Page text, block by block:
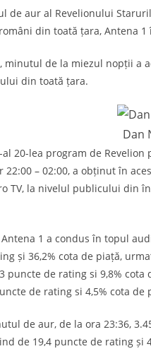
al Revelionului Starurilor
din toată țara, Antena
minutul de la miezul nopții a
din toată țara.
Dan
lea program de Revelion
22:00 – 02:00, a obținut în
TV, la nivelul publicului din
1 a condus în topul
și 36,2% cota de piață,
puncte de rating si 9,8%
de rating si 4,5% cota de
aur, de la ora 23:36,
de 19,4 puncte de rating și